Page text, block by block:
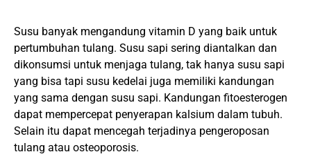
Susu banyak mengandung vitamin D yang baik untuk
pertumbuhan tulang. Susu sapi sering diantalkan dan
dikonsumsi untuk menjaga tulang, tak hanya susu sapi
yang bisa tapi susu kedelai juga memiliki kandungan
yang sama dengan susu sapi. Kandungan fitoesterogen
dapat mempercepat penyerapan kalsium dalam tubuh.
Selain itu dapat mencegah terjadinya pengeroposan
tulang atau osteoporosis.